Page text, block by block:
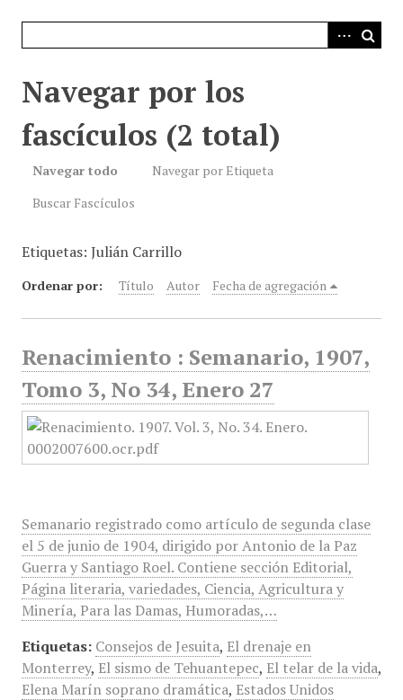
Navegar por los
fascículos (2 total)
Navegar todo
Navegar por Etiqueta
Buscar Fascículos
Etiquetas: Julián Carrillo
Ordenar por: Título Autor Fecha de agregación
Renacimiento : Semanario, 1907,
Tomo 3, No 34, Enero 27
Semanario registrado como artículo de segunda clase
el 5 de junio de 1904, dirigido por Antonio de la Paz
Guerra y Santiago Roel. Contiene sección Editorial,
Página literaria, variedades, Ciencia, Agricultura y
Minería, Para las Damas, Humoradas,…
Etiquetas: Consejos de Jesuita, El drenaje en
Monterrey, El sismo de Tehuantepec, El telar de la vida,
Elena Marín soprano dramática, Estados Unidos